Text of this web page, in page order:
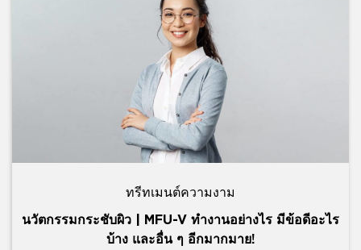
ทรีทเมนต์ความงาม
นวัตกรรมกระชับผิว | MFU-V ทำงานอย่างไร มีข้อดีอะไร
บ้าง และอื่น ๆ อีกมากมาย!